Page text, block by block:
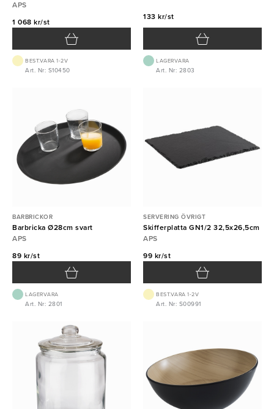
APS
1 068 kr/st
BEST.VARA 1-2V
Art. Nr: S10450
133 kr/st
LAGERVARA
Art. Nr: 2803
BARBRICKOR
Barbricka Ø28cm svart
APS
89 kr/st
LAGERVARA
Art. Nr: 2801
SERVERING ÖVRIGT
Skifferplatta GN1/2 32,5x26,5cm
APS
99 kr/st
BEST.VARA 1-2V
Art. Nr: S00991